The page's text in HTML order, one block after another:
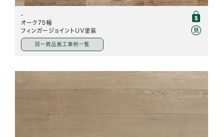
-
オーク75幅
フィンガージョイントUV塗装
同一商品施工事例一覧